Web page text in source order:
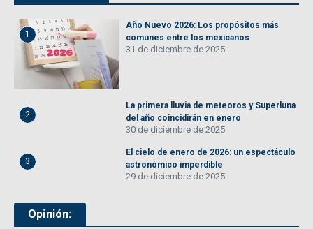
1
Año Nuevo 2026: Los propósitos más
comunes entre los mexicanos
31 de diciembre de 2025
2
La primera lluvia de meteoros y Superluna
del año coincidirán en enero
30 de diciembre de 2025
3
El cielo de enero de 2026: un espectáculo
astronómico imperdible
29 de diciembre de 2025
Opinión: